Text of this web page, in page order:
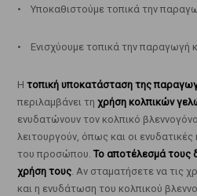
• Υποκαθιστούμε τοπικά την
• Ενισχύουμε τοπικά την παραγωγή
Η τοπική υποκατάσταση της
περιλαμβάνει τη χρήση κολπικών
ενυδατώνουν τον κολπικό
λειτουργούν, όπως και οι
του προσώπου. Το αποτέλεσμά τους
χρήση τους. Αν σταματήσετε να τις
και η ενυδάτωση του κολπικού